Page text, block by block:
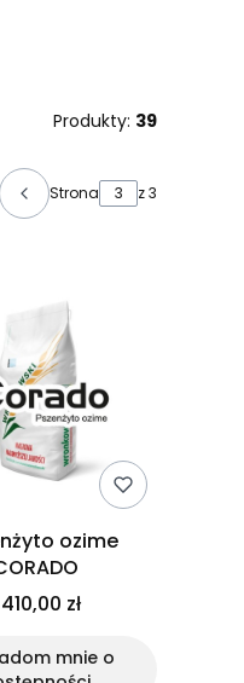
Produkty: 39
Strona z 3
ozime
410,00 zł
mnie o